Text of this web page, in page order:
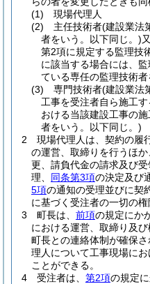
(1)
現場代理人
(2)
主任技術者(建設業法
者をいう。以下同じ。)
第2項に規定する監理技
に該当する場合には、
ている専任の監理技術
(3)
専門技術者(建設業法
工事を受注者自ら施工
おける当該建設工事の
者をいう。以下同じ。)
2
現場代理人は、契約の履
の運営、取締りを行うほ
更、請負代金の請求及び受
理、 同条第3項の決定及び
5項の通知の受理並びに契
に基づく受注者の一切の権
3
町長は、 前項の規定にか
における運営、取締り及
町長との連絡体制が確保
理人について工事現場に
ことができる。
4
受注者は、 第2項の規定